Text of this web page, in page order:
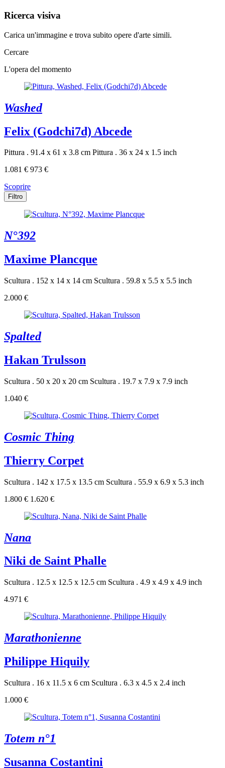
Ricerca visiva
Carica un'immagine e trova subito opere d'arte simili.
Cercare
L'opera del momento
Washed
Felix (Godchi7d) Abcede
Pittura . 91.4 x 61 x 3.8 cm Pittura . 36 x 24 x 1.5 inch
1.081 € 973 €
Scoprire
Filtro
N°392
Maxime Plancque
Scultura . 152 x 14 x 14 cm Scultura . 59.8 x 5.5 x 5.5 inch
2.000 €
Spalted
Hakan Trulsson
Scultura . 50 x 20 x 20 cm Scultura . 19.7 x 7.9 x 7.9 inch
1.040 €
Cosmic Thing
Thierry Corpet
Scultura . 142 x 17.5 x 13.5 cm Scultura . 55.9 x 6.9 x 5.3 inch
1.800 € 1.620 €
Nana
Niki de Saint Phalle
Scultura . 12.5 x 12.5 x 12.5 cm Scultura . 4.9 x 4.9 x 4.9 inch
4.971 €
Marathonienne
Philippe Hiquily
Scultura . 16 x 11.5 x 6 cm Scultura . 6.3 x 4.5 x 2.4 inch
1.000 €
Totem n°1
Susanna Costantini